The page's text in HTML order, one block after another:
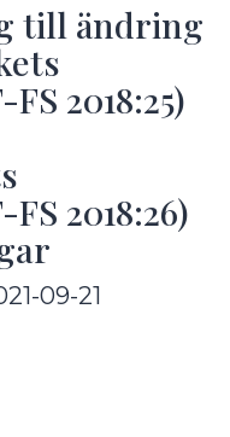
till ändring
2018:25)
2018:26)
09-21